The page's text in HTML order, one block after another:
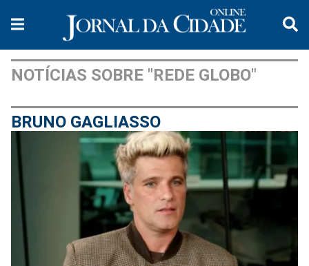
NOTÍCIAS SOBRE "REDE GLOBO"
BRUNO GAGLIASSO